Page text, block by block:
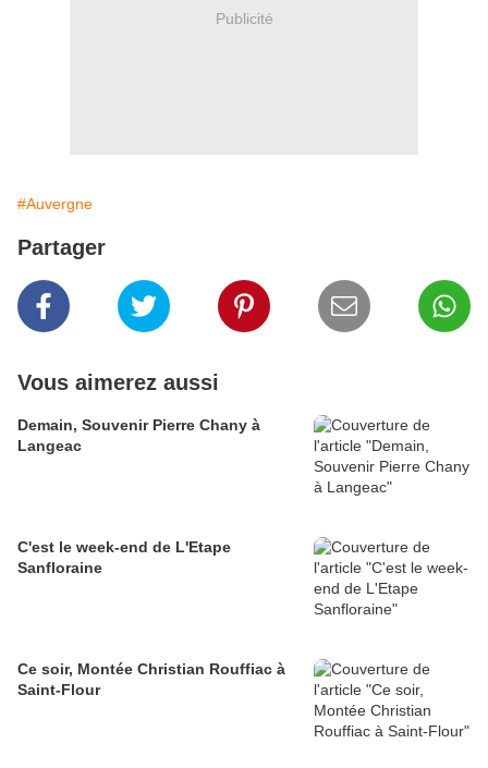
Publicité
#Auvergne
Partager
Vous aimerez aussi
Demain, Souvenir Pierre Chany à
Langeac
C'est le week-end de L'Etape
Sanfloraine
Ce soir, Montée Christian Rouffiac à
Saint-Flour